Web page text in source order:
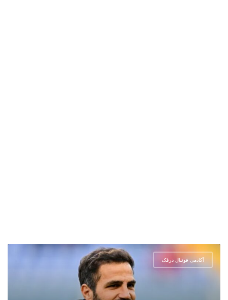
آکادمی فوتبال درفک